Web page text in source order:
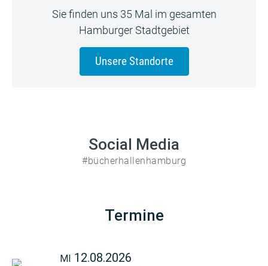
Sie finden uns 35 Mal im gesamten
Hamburger Stadtgebiet
Unsere Standorte
Social Media
#bücherhallenhamburg
Termine
MI 12.08.2026